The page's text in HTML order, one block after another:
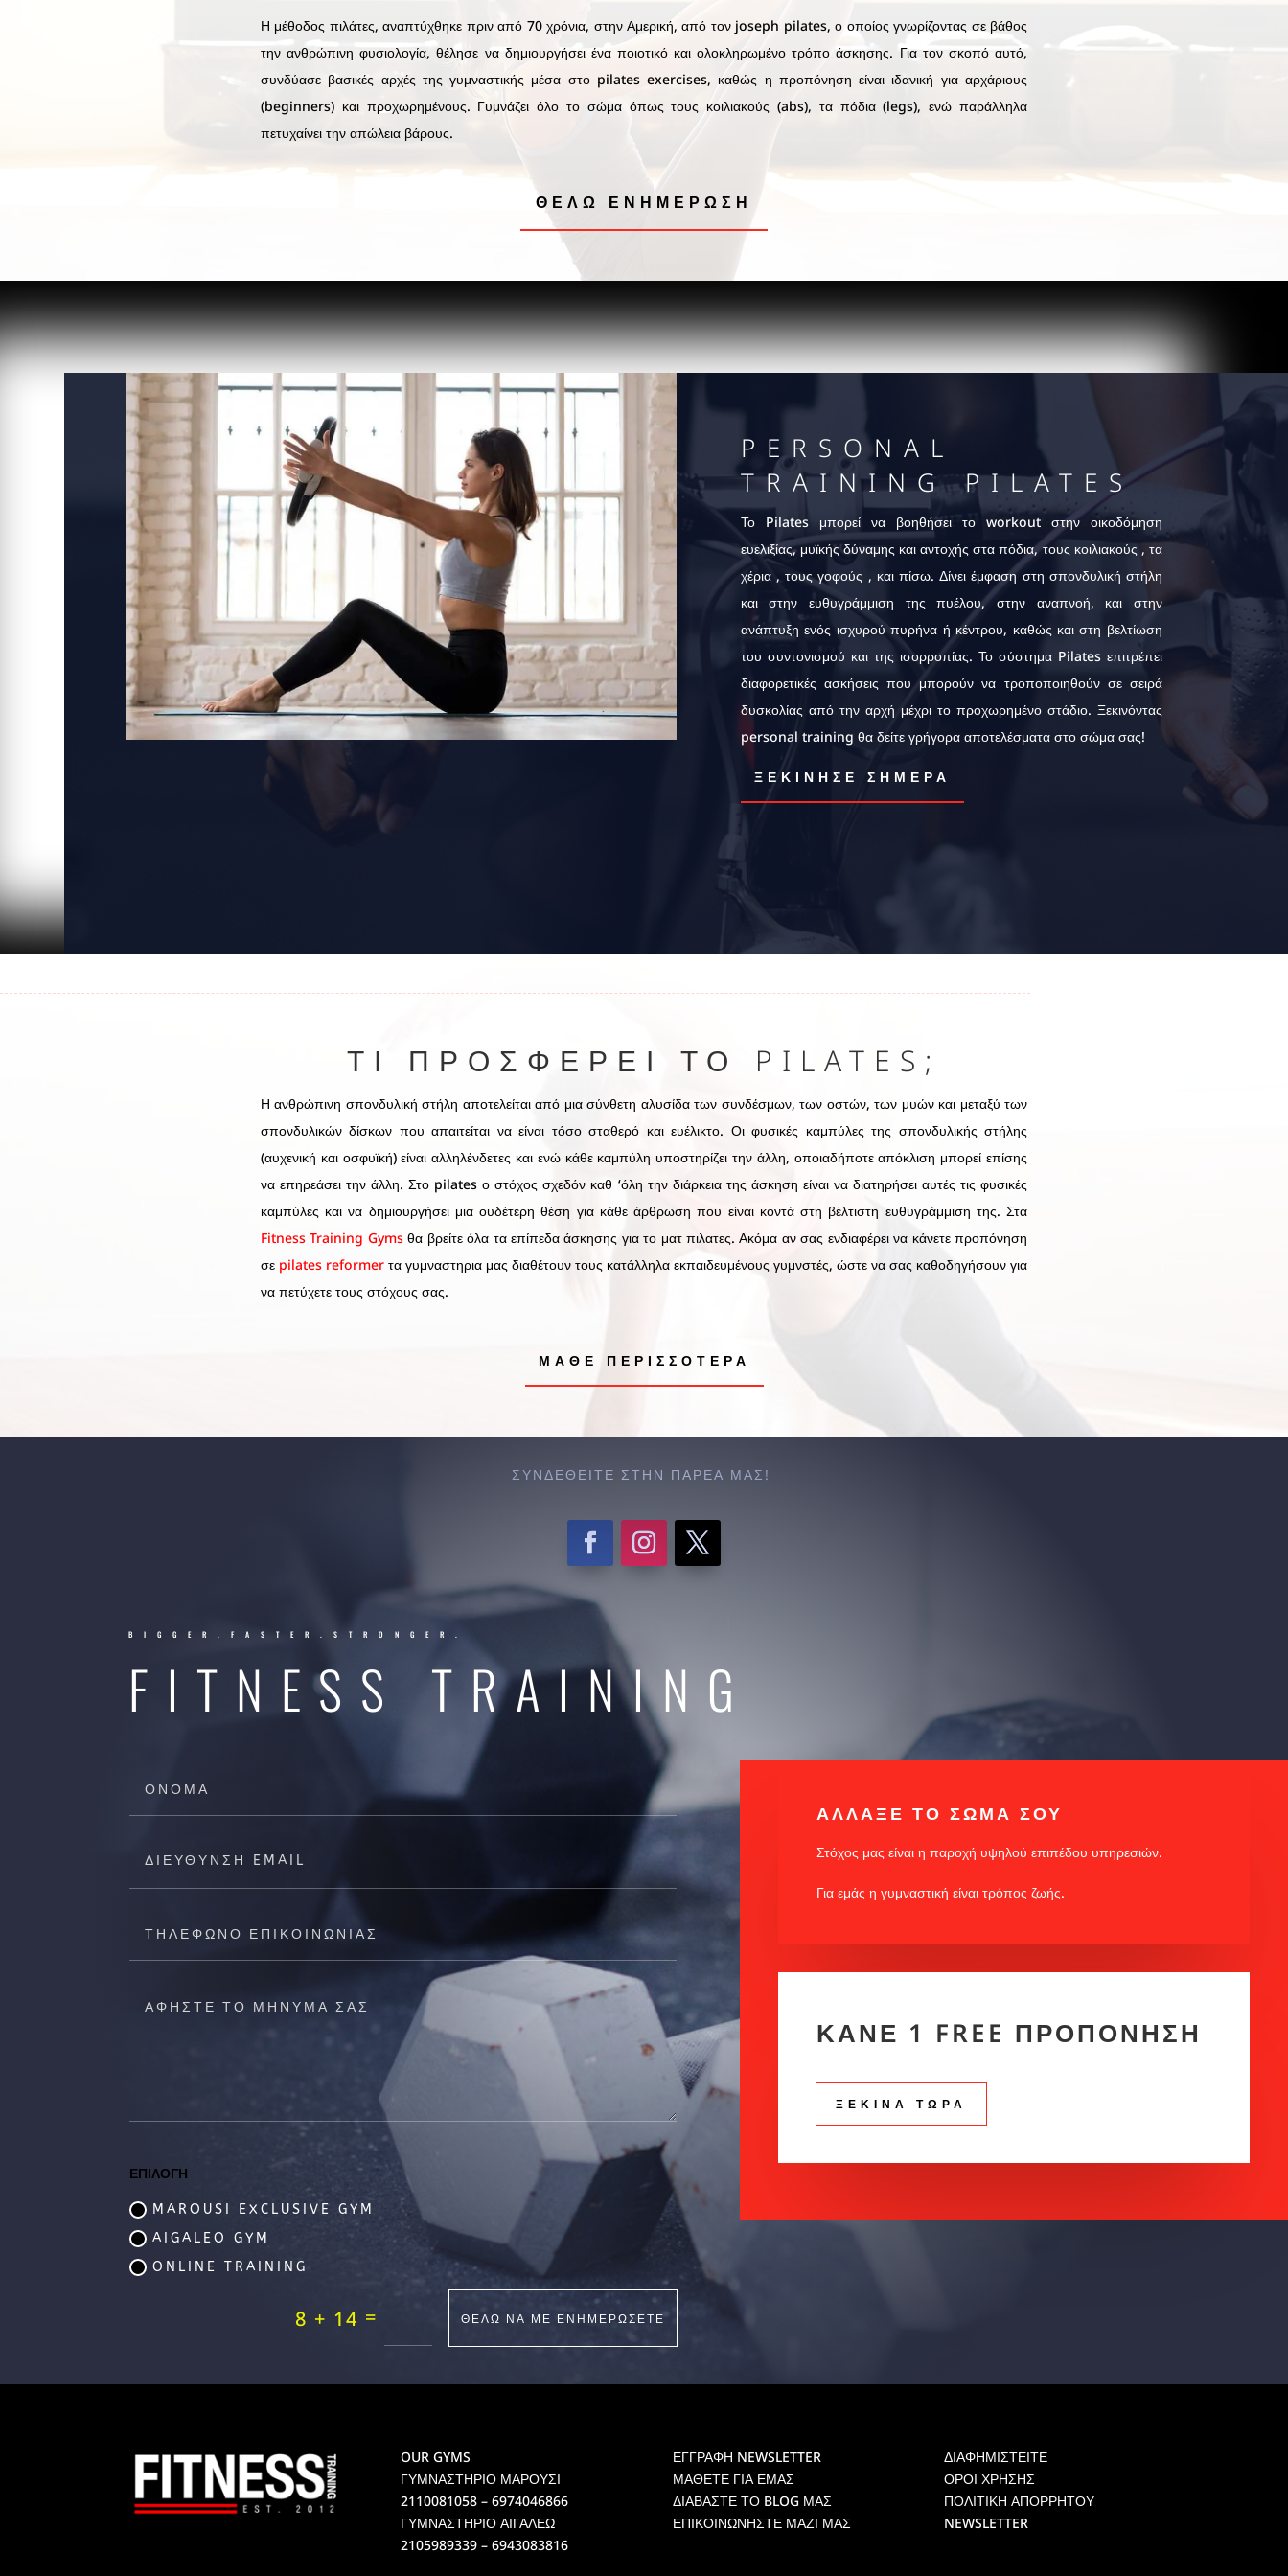
Η μέθοδος πιλάτες, αναπτύχθηκε πριν από 70 χρόνια, στην Αμερική, από τον joseph pilates, ο οποίος γνωρίζοντας σε βάθος
την ανθρώπινη φυσιολογία, θέλησε να δημιουργήσει ένα ποιοτικό και ολοκληρωμένο τρόπο άσκησης. Για τον σκοπό αυτό,
συνδύασε βασικές αρχές της γυμναστικής μέσα στο pilates exercises, καθώς η προπόνηση είναι ιδανική για αρχάριους
(beginners) και προχωρημένους. Γυμνάζει όλο το σώμα όπως τους κοιλιακούς (abs), τα πόδια (legs), ενώ παράλληλα
πετυχαίνει την απώλεια βάρους.
ΘΕΛΩ ΕΝΗΜΕΡΩΣΗ
PERSONAL
TRAINING PILATES
Το Pilates μπορεί να βοηθήσει το workout στην οικοδόμηση
ευελιξίας, μυϊκής δύναμης και αντοχής στα πόδια, τους κοιλιακούς , τα
χέρια , τους γοφούς , και πίσω. Δίνει έμφαση στη σπονδυλική στήλη
και στην ευθυγράμμιση της πυέλου, στην αναπνοή, και στην
ανάπτυξη ενός ισχυρού πυρήνα ή κέντρου, καθώς και στη βελτίωση
του συντονισμού και της ισορροπίας. Το σύστημα Pilates επιτρέπει
διαφορετικές ασκήσεις που μπορούν να τροποποιηθούν σε σειρά
δυσκολίας από την αρχή μέχρι το προχωρημένο στάδιο. Ξεκινόντας
personal training θα δείτε γρήγορα αποτελέσματα στο σώμα σας!
ΞΕΚΙΝΗΣΕ ΣΗΜΕΡΑ
ΤΙ ΠΡΟΣΦΈΡΕΙ ΤΟ PILATES;
Η ανθρώπινη σπονδυλική στήλη αποτελείται από μια σύνθετη αλυσίδα των συνδέσμων, των οστών, των μυών και μεταξύ των
σπονδυλικών δίσκων που απαιτείται να είναι τόσο σταθερό και ευέλικτο. Οι φυσικές καμπύλες της σπονδυλικής στήλης
(αυχενική και οσφυϊκή) είναι αλληλένδετες και ενώ κάθε καμπύλη υποστηρίζει την άλλη, οποιαδήποτε απόκλιση μπορεί επίσης
να επηρεάσει την άλλη. Στο pilates ο στόχος σχεδόν καθ ‘όλη την διάρκεια της άσκηση είναι να διατηρήσει αυτές τις φυσικές
καμπύλες και να δημιουργήσει μια ουδέτερη θέση για κάθε άρθρωση που είναι κοντά στη βέλτιστη ευθυγράμμιση της. Στα
Fitness Training Gymsθα βρείτε όλα τα επίπεδα άσκησης για το ματ πιλατες. Ακόμα αν σας ενδιαφέρει να κάνετε προπόνηση
σε pilates reformer τα γυμναστηρια μας διαθέτουν τους κατάλληλα εκπαιδευμένους γυμνστές, ώστε να σας καθοδηγήσουν για
να πετύχετε τους στόχους σας.
ΜΆΘΕ ΠΕΡΙΣΣΌΤΕΡΑ
ΣΥΝΔΕΘΕΊΤΕ ΣΤΗΝ ΠΑΡΈΑ ΜΑΣ!
BIGGER.FASTER.STRONGER.
FITNESS TRAINING
ΕΠΙΛΟΓΗ
MAROUSI EXCLUSIVE GYM
AIGALEO GYM
ONLINE TRAINING
8 + 14 = ΘΕΛΩ ΝΑ ΜΕ ΕΝΗΜΕΡΩΣΕΤΕ
ΑΛΛΑΞΕ ΤΟ ΣΩΜΑ ΣΟΥ
Στόχος μας είναι η παροχή υψηλού επιπέδου υπηρεσιών.
Για εμάς η γυμναστική είναι τρόπος ζωής.
ΚΑΝΕ 1 FREE ΠΡΟΠΟΝΗΣΗ
ΞΕΚΙΝΑ ΤΩΡΑ
OUR GYMS
ΓΥΜΝΑΣΤΗΡΙΟ ΜΑΡΟΥΣΙ
2110081058 – 6974046866
ΓΥΜΝΑΣΤΗΡΙΟ ΑΙΓΑΛΕΩ
2105989339 – 6943083816
ΕΓΓΡΑΦΗ NEWSLETTER
ΜΑΘΕΤΕ ΓΙΑ ΕΜΑΣ
ΔΙΑΒΑΣΤΕ ΤΟ BLOG ΜΑΣ
ΕΠΙΚΟΙΝΩΝΗΣΤΕ ΜΑΖΙ ΜΑΣ
ΔΙΑΦΗΜΙΣΤΕΙΤΕ
ΟΡΟΙ ΧΡΗΣΗΣ
ΠΟΛΙΤΙΚΗ ΑΠΟΡΡΗΤΟΥ
NEWSLETTER